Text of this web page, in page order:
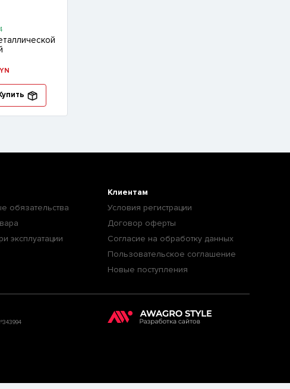
обязательства
эксплуатации
Клиентам
Условия регистрации
Договор оферты
Согласие на обработку данных
Пользовательское соглашение
Новые поступления